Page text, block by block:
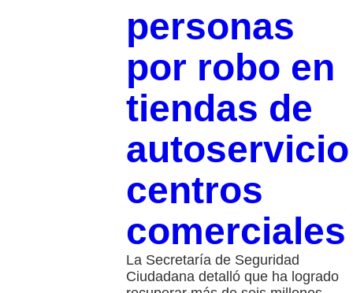
personas
por robo en
tiendas de
centros
La Secretaría de Seguridad
Ciudadana detalló que ha logrado